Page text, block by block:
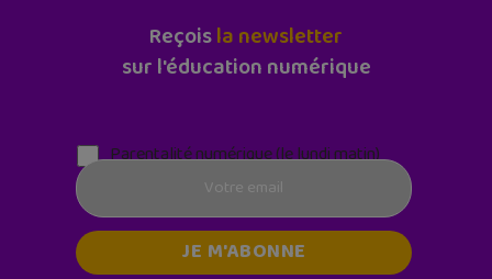
Reçoisla newsletter
sur l'éducation numérique
Parentalité numérique (le lundi matin)